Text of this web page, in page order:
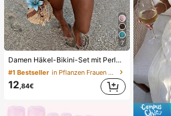
7
Damen Häkel-Bikini-Set mit Perlen, Neckholder, rückenfrei, sexy, 2-teiliger Badeanzug im Boho-Stil, geeignet für Strand, Urlaub und Poolparty im Sommer, Resort-Wear
#1 Bestseller in Pflanzen Frauen Bikini-Sets
12,84€